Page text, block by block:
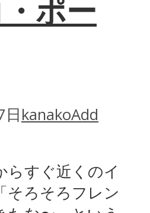
ポー
kanakoAdd
らすぐ近くのイ
そろそろフレン